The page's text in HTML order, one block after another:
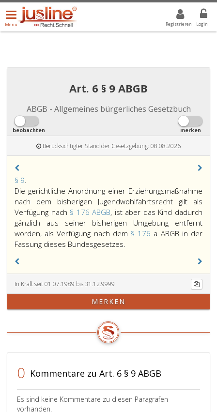
Registrieren Login
Menü
öffnen/schließen
Menü
ALLE DROPDOWN: GEWÄHLTER WERT IST ALLE
Art. 6 § 9 ABGB
ABGB - Allgemeines bürgerliches Gesetzbuch
beobachten merken
Berücksichtigter Stand der Gesetzgebung: 08.08.2026
§ 9.
9,
Die gerichtliche Anordnung einer Erziehungsmaßnahme
nach dem bisherigen Jugendwohlfahrtsrecht gilt als
Verfügung nach § 176 ABGB, ist aber das Kind dadurch
gänzlich aus seiner bisherigen Umgebung entfernt
worden, als Verfügung nach dem § 176 a ABGB in der
Fassung dieses Bundesgesetzes.
einer
Erziehungsmaßnahme
nach
dem
als
nach
176,
ABGB,
In Kraft seit 01.07.1989 bis 31.12.9999
MERKEN
0 Kommentare zu Art. 6 § 9 ABGB
Es sind keine Kommentare zu diesen Paragrafen
vorhanden.